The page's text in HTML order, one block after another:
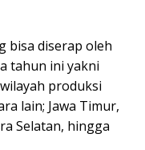
bisa diserap oleh
tahun ini yakni
produksi
lain; Jawa Timur,
Selatan, hingga